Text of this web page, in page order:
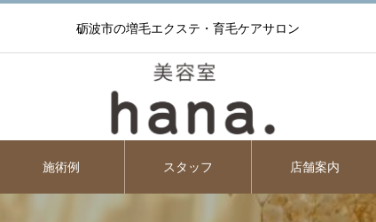
砺波市の増毛エクステ・育毛ケアサロン
施術例 スタッフ 店舗案内